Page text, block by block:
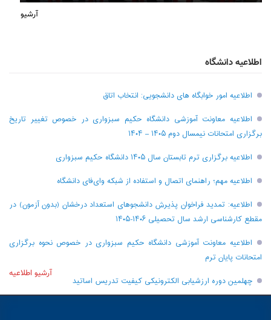
آرشیو
اطلاعیه دانشگاه
اطلاعیه امور خوابگاه های دانشجویی: انتخاب اتاق
اطلاعیه معاونت آموزشی دانشگاه حکیم سبزواری در خصوص تغییر تاریخ
برگزاری امتحانات نیمسال دوم ۱۴۰۵ – ۱۴۰۴
اطلاعیه برگزاری ترم تابستان سال ۱۴۰۵ دانشگاه حکیم سبزواری
اطلاعیه مهم؛ راهنمای اتصال و استفاده از شبکه وای‌فای دانشگاه
اطلاعیه: تمدید فراخوان پذیرش دانشجو‌های استعداد درخشان (بدون آزمون) در
مقطع کارشناسی ارشد سال تحصیلی ۱۴۰۶-۱۴۰۵
اطلاعیه معاونت آموزشی دانشگاه حکیم سبزواری در خصوص نحوه برگزاری
امتحانات پایان ترم
چهلمین دوره ارزشیابی الکترونیکی کیفیت تدریس اساتید
آرشیو اطلاعیه